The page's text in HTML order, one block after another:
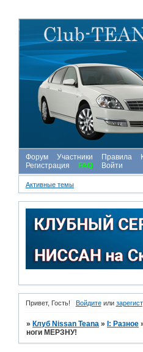
Форум Участники Правила
Регистрация
FAQ Войти
Активные темы
Привет, Гость! Войдитеили
» Клуб Nissan Teana » I: Разное
ноги МЕРЗНУ!